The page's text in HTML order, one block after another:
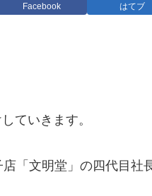
Facebook はてブ
ていきます。
「文明堂」の四代目社